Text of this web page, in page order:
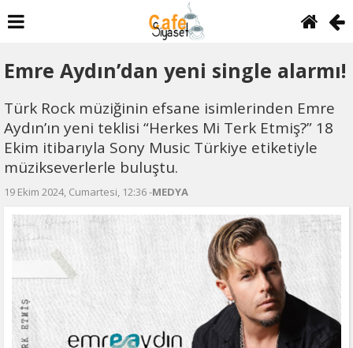
Emre Aydın’dan yeni single alarmı!
Türk Rock müziğinin efsane isimlerinden Emre
Aydın’ın yeni teklisi “Herkes Mi Terk Etmiş?” 18
Ekim itibarıyla Sony Music Türkiye etiketiyle
müzikseverlerle buluştu.
19 Ekim 2024, Cumartesi, 12:36 -MEDYA